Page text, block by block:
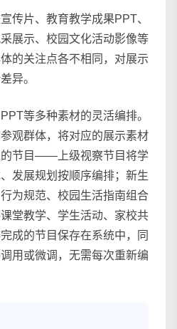
传片、教育教学成果PPT、
展示、校园文化活动影像等
的关注点各不相同，对展示
异。
等多种素材的灵活编排。
观群体，将对应的展示素材
的节目——上级视察节目将学
发展规划按顺序编排；新生
为规范、校园生活指南组合
堂教学、学生活动、家校共
成的节目保存在系统中，同
用或微调，无需每次重新编